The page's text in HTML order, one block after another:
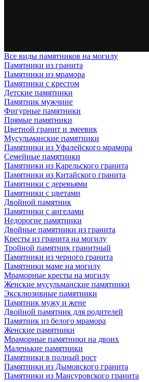
Все виды памятников на могилу
Памятники из гранита
Памятники из мрамора
Памятники с крестом
Детские памятники
Памятник мужчине
Фигурные памятники
Прямые памятники
Цветной гранит и змеевик
Мусульманские памятники
Памятники из Уфалейского мрамора
Семейные памятники
Памятники из Карельского гранита
Памятники из Китайского гранита
Памятники с деревьями
Памятники с цветами
Двойной памятник
Памятники с ангелами
Недорогие памятники
Двойные памятники из гранита
Кресты из гранита на могилу
Тройной памятник гранитный
Памятники из черного гранита
Памятники маме на могилу
Мраморные кресты на могилу
Женские мусульманские памятники
Эксклюзивные памятники
Памятник мужу и жене
Двойной памятник для родителей
Памятник из белого мрамора
Женские памятники
Мраморные памятники на двоих
Маленькие памятники
Памятники в полный рост
Памятники из Дымовского гранита
Памятники из Мансуровского гранита